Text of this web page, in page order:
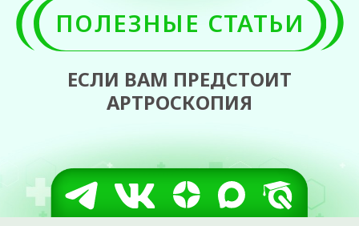
ЕСЛИ ВАМ ПРЕДСТОИТ